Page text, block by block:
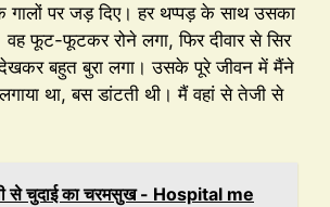
गालों पर जड़ दिए। हर थप्पड़ के साथ उसका
वह फूट-फूटकर रोने लगा, फिर दीवार से सिर
बहुत बुरा लगा। उसके पूरे जीवन में मैंने
था, बस डांटती थी। मैं वहां से तेजी से
से चुदाई का चरमसुख - Hospital me